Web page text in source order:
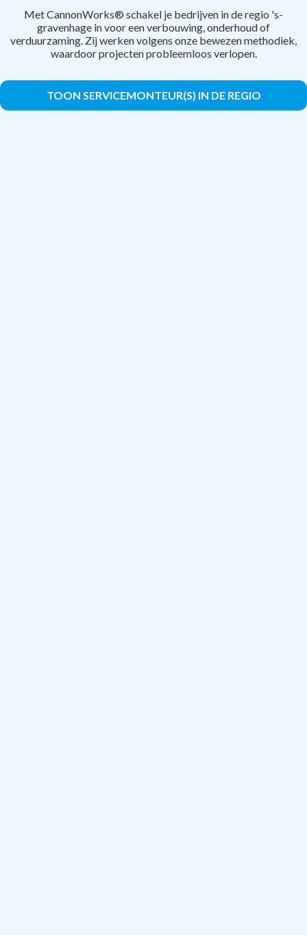
Met CannonWorks® schakel je bedrijven in de regio 's-
gravenhage in voor een verbouwing, onderhoud of
verduurzaming. Zij werken volgens onze bewezen methodiek,
waardoor projecten probleemloos verlopen.
TOON SERVICEMONTEUR(S) IN DE REGIO